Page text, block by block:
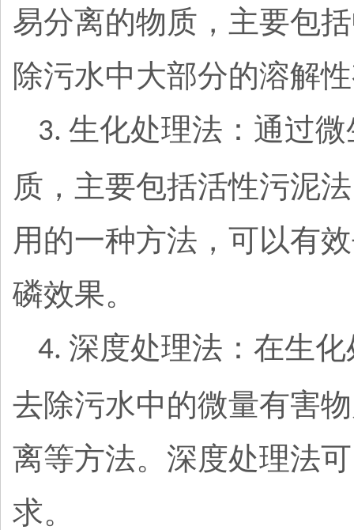
易分离的物质，主要包
除污水中大部分的溶解
3. 生化处理法：通过
质，主要包括活性污泥
用的一种方法，可以有
磷效果。
4. 深度处理法：在生
去除污水中的微量有害
离等方法。深度处理法
求。